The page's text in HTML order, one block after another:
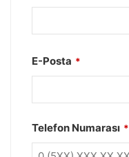
E-Posta *
Telefon Numarası *